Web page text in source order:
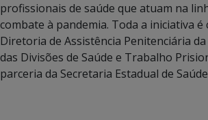
profissionais de saúde que atuam na
combate à pandemia. Toda a iniciativa é
Diretoria de Assistência Penitenciária
das Divisões de Saúde e Trabalho
parceria da Secretaria Estadual de Saúde